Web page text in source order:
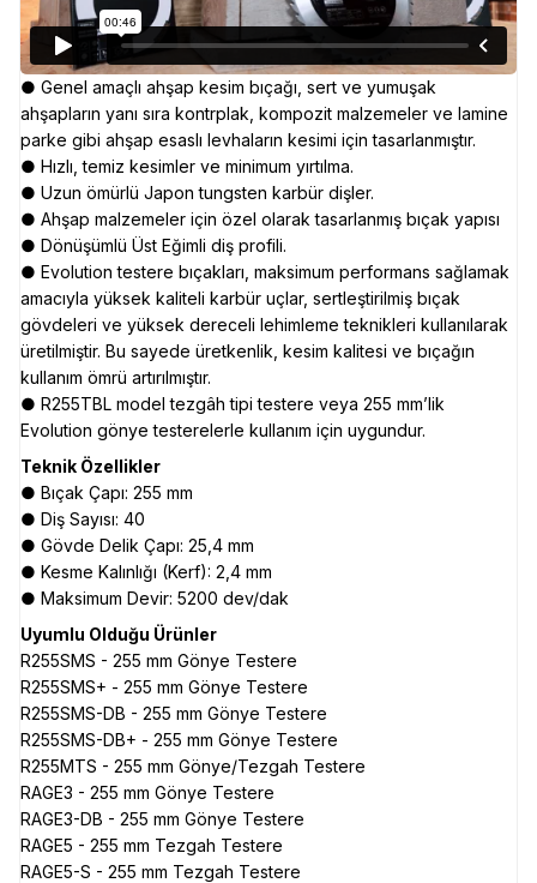
● Genel amaçlı ahşap kesim bıçağı, sert ve yumuşak
ahşapların yanı sıra kontrplak, kompozit malzemeler ve lamine
parke gibi ahşap esaslı levhaların kesimi için tasarlanmıştır.
● Hızlı, temiz kesimler ve minimum yırtılma.
● Uzun ömürlü Japon tungsten karbür dişler.
● Ahşap malzemeler için özel olarak tasarlanmış bıçak yapısı
● Dönüşümlü Üst Eğimli diş profili.
● Evolution testere bıçakları, maksimum performans sağlamak
amacıyla yüksek kaliteli karbür uçlar, sertleştirilmiş bıçak
gövdeleri ve yüksek dereceli lehimleme teknikleri kullanılarak
üretilmiştir. Bu sayede üretkenlik, kesim kalitesi ve bıçağın
kullanım ömrü artırılmıştır.
● R255TBL model tezgâh tipi testere veya 255 mm’lik
Evolution gönye testerelerle kullanım için uygundur.
Teknik Özellikler
● Bıçak Çapı: 255 mm
● Diş Sayısı: 40
● Gövde Delik Çapı: 25,4 mm
● Kesme Kalınlığı (Kerf): 2,4 mm
● Maksimum Devir: 5200 dev/dak
Uyumlu Olduğu Ürünler
R255SMS - 255 mm Gönye Testere
R255SMS+ - 255 mm Gönye Testere
R255SMS-DB - 255 mm Gönye Testere
R255SMS-DB+ - 255 mm Gönye Testere
R255MTS - 255 mm Gönye/Tezgah Testere
RAGE3 - 255 mm Gönye Testere
RAGE3-DB - 255 mm Gönye Testere
RAGE5 - 255 mm Tezgah Testere
RAGE5-S - 255 mm Tezgah Testere